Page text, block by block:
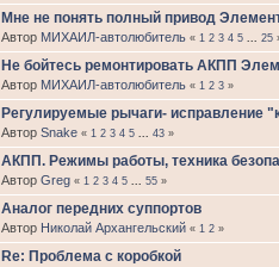
Мне не понять полный привод
Автор МИХАИЛ-автолюбитель « 1 2 3 4 5 ... 25
Не бойтесь ремонтировать АКПП
Автор МИХАИЛ-автолюбитель « 1 2 3»
Регулируемые рычаги- исправление
Автор Snake « 1 2 3 4 5 ... 43»
АКПП. Режимы работы, техника
Автор Greg « 1 2 3 4 5 ... 55»
Аналог передних суппортов
Автор Николай Архангельский « 1 2»
Re: Проблема с коробкой